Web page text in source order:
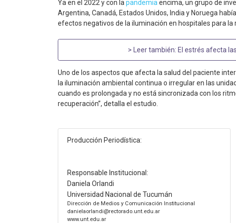
Ya en el 2022 y con lapandemiaencima, un grupo de
Argentina, Canadá, Estados Unidos, India y Noruega
efectos negativos de la iluminación en hospitales para la
> Leer también: El estrés afecta
Uno de los aspectos que afecta la salud del paciente
la iluminación ambiental continua o irregular en las
cuando es prolongada y no está sincronizada con los
recuperación”, detalla el estudio.
Producción Periodística:
Responsable Institucional:
Daniela Orlandi
Universidad Nacional de Tucumán
Dirección de Medios y Comunicación Institucional
danielaorlandi@rectorado.unt.edu.ar
www.unt.edu.ar